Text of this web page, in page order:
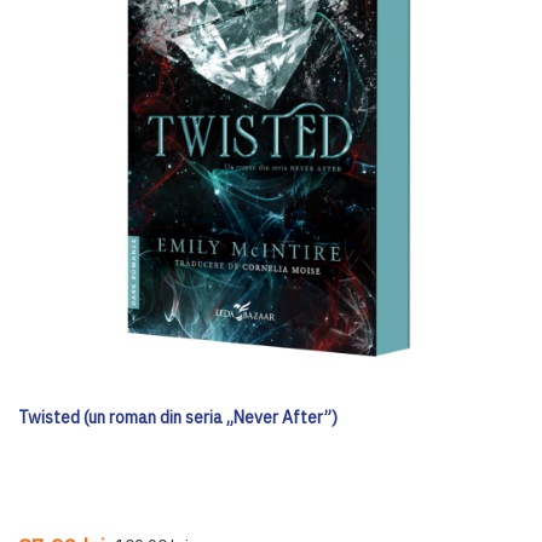
Twisted (un roman din seria „Never After”)